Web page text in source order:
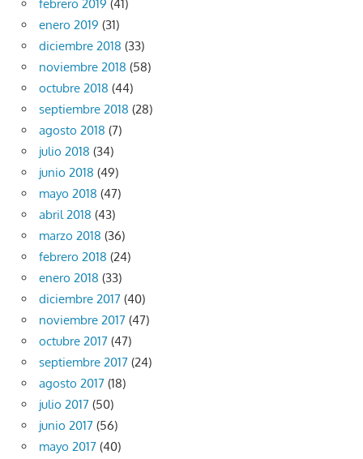
febrero 2019 (41)
enero 2019 (31)
diciembre 2018 (33)
noviembre 2018 (58)
octubre 2018 (44)
septiembre 2018 (28)
agosto 2018 (7)
julio 2018 (34)
junio 2018 (49)
mayo 2018 (47)
abril 2018 (43)
marzo 2018 (36)
febrero 2018 (24)
enero 2018 (33)
diciembre 2017 (40)
noviembre 2017 (47)
octubre 2017 (47)
septiembre 2017 (24)
agosto 2017 (18)
julio 2017 (50)
junio 2017 (56)
mayo 2017 (40)